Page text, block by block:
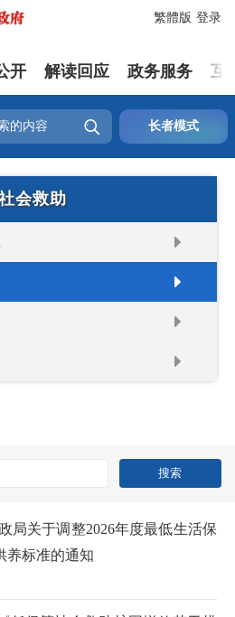
登录
繁體版
开 解读回应 政务服务 互
 长者模式
会救助
局关于调整2026年度最低生活保
养标准的通知